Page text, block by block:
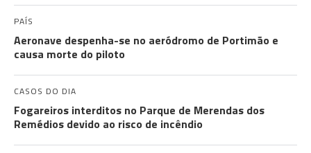
PAÍS
Aeronave despenha-se no aeródromo de Portimão e
causa morte do piloto
CASOS DO DIA
Fogareiros interditos no Parque de Merendas dos
Remédios devido ao risco de incêndio